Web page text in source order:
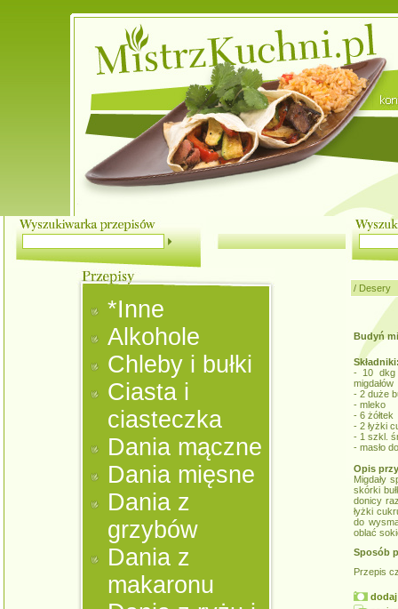
*Inne
Alkohole
Chleby i bułki
Ciasta i
ciasteczka
Dania mączne
Dania mięsne
Dania z
grzybów
Dania z
makaronu
/ Desery
Budyń
- 10 dkg
migdałów
- 2 duże
- mleko
- 6 żółtek
- 2 łyżki
- 1 szkl.
- masło
Opis
Migdały
skórki
donicy
łyżki
do
oblać
Sposób
Przepis